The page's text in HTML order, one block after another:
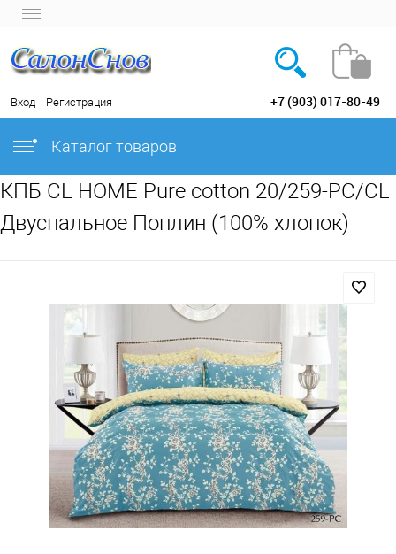
Вход Регистрация +7 (903) 017-80-49
Каталог товаров
КПБ CL HOME Pure cotton 20/259-PC/CL
Двуспальное Поплин (100% хлопок)